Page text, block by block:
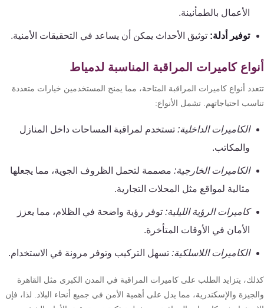
الأعمال بالطمأنينة.
توفير أدلة:توثيق الأحداث يمكن أن يساعد في التحقيقات الأمنية.
كاميرات المراقبة المناسبة لدمياط
أنواع كاميرات المراقبة المتاحة، مما يمنح المستخدمين خيارات متعددة
احتياجاتهم. تشمل الأنواع:
الكاميرات الداخلية:تستخدم لمراقبة المساحات داخل المنازل
والمكاتب.
الكاميرات الخارجية:مصممة لتحمل الظروف الجوية، مما يجعلها
مثالية لمواقع مثل المحلات التجارية.
كاميرات الرؤية الليلية:توفر رؤية واضحة في الظلام، مما يعزز
الأمان في الأوقات المتأخرة.
الكاميرات اللاسلكية:تسهل التركيب وتوفر مرونة في الاستخدام.
يتزايد الطلب على كاميرات المراقبة في المدن الكبرى مثل القاهرة
والإسكندرية، مما يدل على أهمية الأمن في جميع أنحاء البلاد. لذا، فإن